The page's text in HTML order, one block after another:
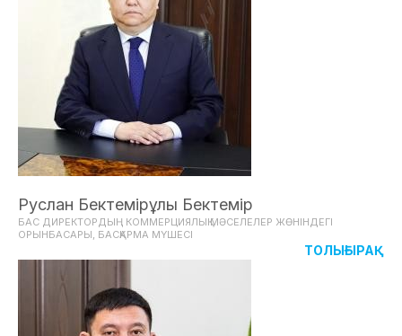
Руслан Бектемірұлы Бектемір
БАС ДИРЕКТОРДЫҢ КОММЕРЦИЯЛЫҚ МӘСЕЛЕЛЕР ЖӨНІНДЕГІ
ОРЫНБАСАРЫ, БАСҚАРМА МҮШЕСІ
ТОЛЫҒЫРАҚ